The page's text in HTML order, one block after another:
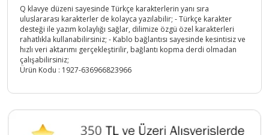
Q klavye düzeni sayesinde Türkçe karakterlerin yanı sıra
uluslararası karakterler de kolayca yazılabilir; - Türkçe karakter
desteği ile yazım kolaylığı sağlar, dilimize özgü özel karakterleri
rahatlıkla kullanabilirsiniz; - Kablo bağlantısı sayesinde kesintisiz ve
hızlı veri aktarımı gerçekleştirilir, bağlantı kopma derdi olmadan
çalışabilirsiniz;
Ürün Kodu : 1927-636966823966